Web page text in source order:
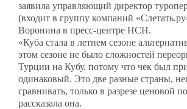
заявила управляющий директор
(входит в группу компаний
Воронина в пресс-центре НСН.
«Куба стала в летнем сезоне
этом сезоне не было сложностей
Турции на Кубу, потому что чек был
одинаковый. Это две разные страны,
сравнивать, только в разрезе ценовой
рассказала она.